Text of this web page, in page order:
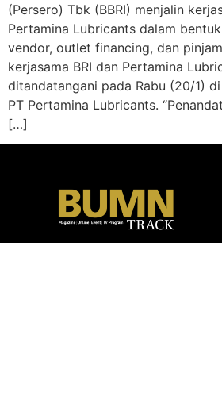
(Persero) Tbk (BBRI) menjalin
Pertamina Lubricants dalam
vendor, outlet financing, dan
kerjasama BRI dan Pertamina
ditandatangani pada Rabu (20/1)
PT Pertamina Lubricants.
[…]